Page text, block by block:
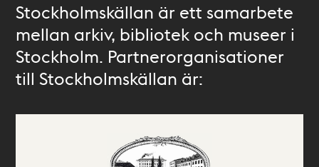
Stockholmskällan är ett samarbete
mellan arkiv, bibliotek och museer i
Stockholm. Partnerorganisationer
till Stockholmskällan är: